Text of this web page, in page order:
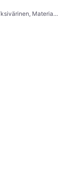
Materiaali:
Polyesteri, Taskut,
Vedenpitävä